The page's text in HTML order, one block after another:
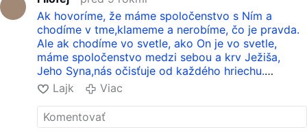
Ak hovoríme, že máme spoločenstvo s Ním a
chodíme v tme,klameme a nerobíme, čo je pravda.
Ale ak chodíme vo svetle, ako On je vo svetle,
máme spoločenstvo medzi sebou a krv Ježiša,
Jeho Syna,nás očisťuje od každého hriechu.
1.Jánov list 1,6-7
Čo znamená chodiť vo svetle?
Pre duše priťahované žiarou Božej milosti má Boh
odpoveď :
Lajk Viac